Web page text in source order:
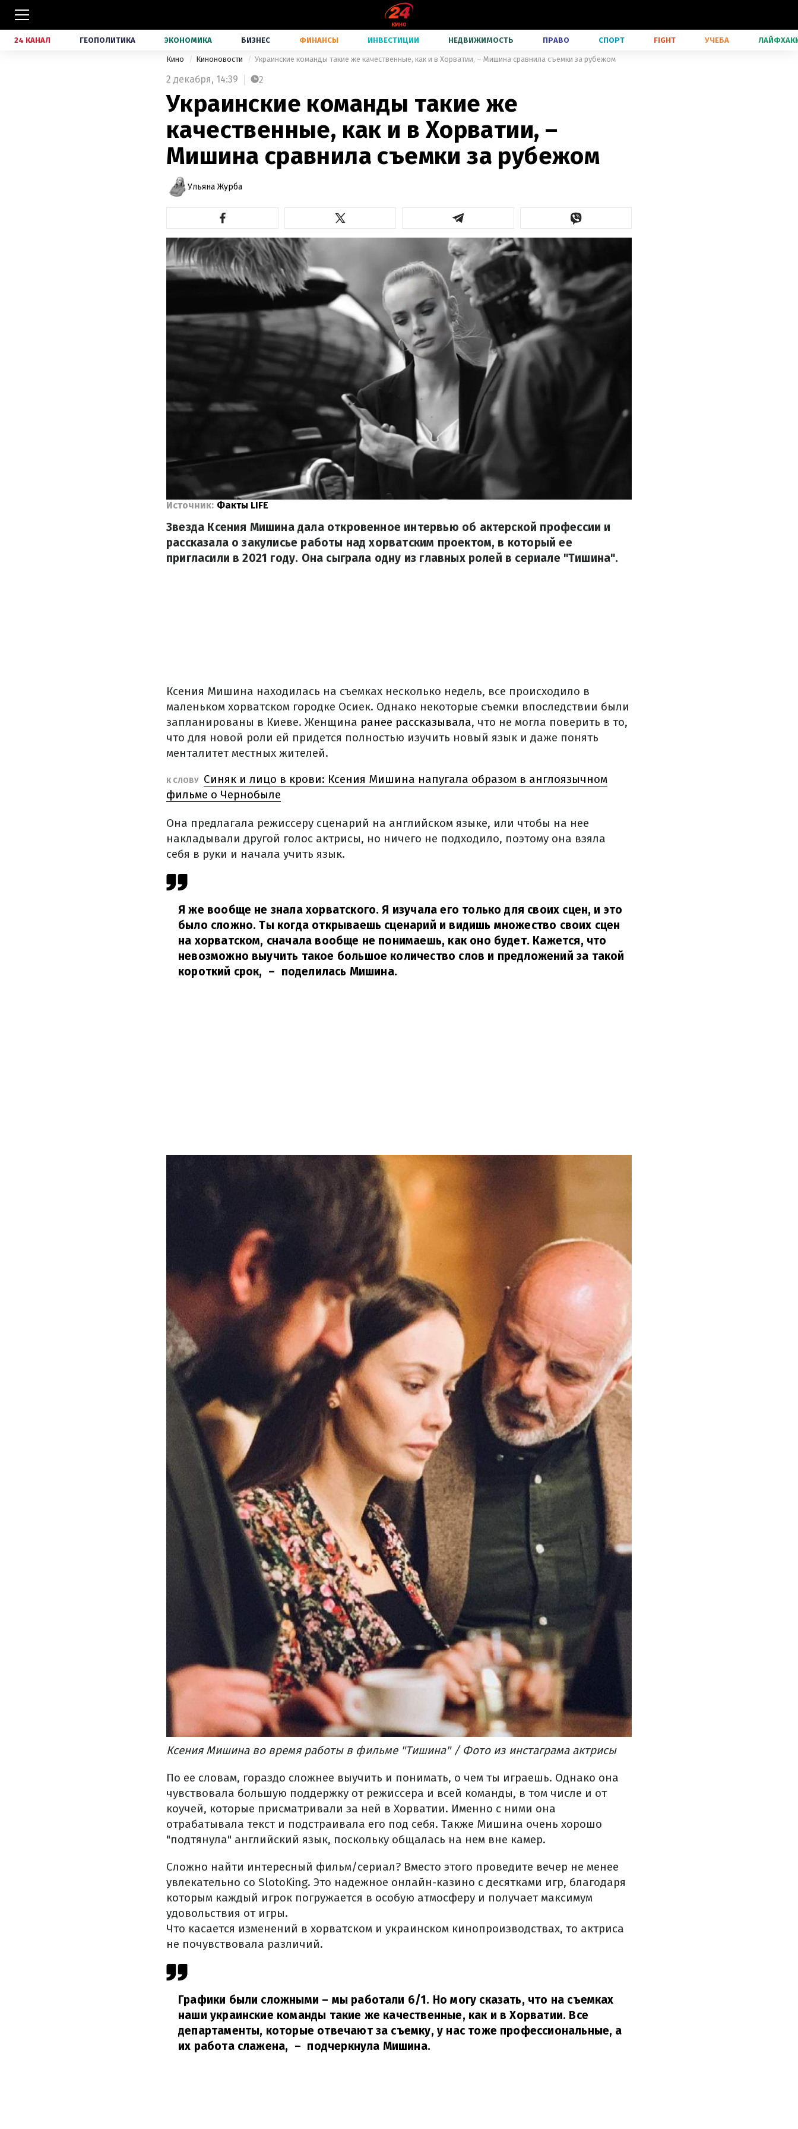
24 КАНАЛ ГЕОПОЛИТИКА ЭКОНОМИКА БИЗНЕС ФИНАНСЫ ИНВЕСТИЦИИ НЕДВИЖИМОСТЬ ПРАВО СПОРТ FIGHT УЧЕБА
Кино Киноновости Украинские команды такие же качественные, как и в Хорватии, – Мишина сравнила съемки за рубежом
2 декабря, 14:39 2
Украинские команды такие же
качественные, как и в Хорватии, –
Мишина сравнила съемки за рубежом
Ульяна Журба
Источник: Факты LIFE
Звезда Ксения Мишина дала откровенное интервью об актерской профессии и
рассказала о закулисье работы над хорватским проектом, в который ее
пригласили в 2021 году. Она сыграла одну из главных ролей в сериале "Тишина".
Ксения Мишина находилась на съемках несколько недель, все происходило в
маленьком хорватском городке Осиек. Однако некоторые съемки впоследствии были
запланированы в Киеве. Женщина ранее рассказывала, что не могла поверить в то,
что для новой роли ей придется полностью изучить новый язык и даже понять
менталитет местных жителей.
К СЛОВУ Синяк и лицо в крови: Ксения Мишина напугала образом в англоязычном
фильме о Чернобыле
Она предлагала режиссеру сценарий на английском языке, или чтобы на нее
накладывали другой голос актрисы, но ничего не подходило, поэтому она взяла
себя в руки и начала учить язык.
Я же вообще не знала хорватского. Я изучала его только для своих сцен, и это
было сложно. Ты когда открываешь сценарий и видишь множество своих сцен
на хорватском, сначала вообще не понимаешь, как оно будет. Кажется, что
невозможно выучить такое большое количество слов и предложений за такой
короткий срок, – поделилась Мишина.
Ксения Мишина во время работы в фильме "Тишина" / Фото из инстаграма актрисы
По ее словам, гораздо сложнее выучить и понимать, о чем ты играешь. Однако она
чувствовала большую поддержку от режиссера и всей команды, в том числе и от
коучей, которые присматривали за ней в Хорватии. Именно с ними она
отрабатывала текст и подстраивала его под себя. Также Мишина очень хорошо
"подтянула" английский язык, поскольку общалась на нем вне камер.
Сложно найти интересный фильм/сериал? Вместо этого проведите вечер не менее
увлекательно со SlotoKing. Это надежное онлайн-казино с десятками игр, благодаря
которым каждый игрок погружается в особую атмосферу и получает максимум
удовольствия от игры.
Что касается изменений в хорватском и украинском кинопроизводствах, то актриса
не почувствовала различий.
Графики были сложными – мы работали 6/1. Но могу сказать, что на съемках
наши украинские команды такие же качественные, как и в Хорватии. Все
департаменты, которые отвечают за съемку, у нас тоже профессиональные, а
их работа слажена, – подчеркнула Мишина.